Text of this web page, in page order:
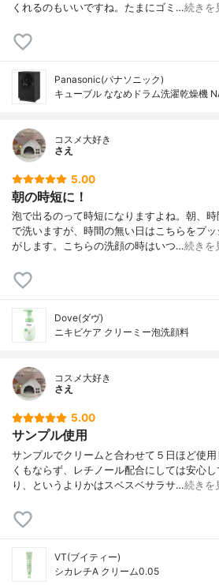
くれるのもいいですね。たまにゴミ…続きを
Panasonic(パナソニック)
キューブル ななめドラム洗濯乾燥機
コスメ大好き
さえ
5.00
朝の時短に！
泡で出るのって時短になりますよね。朝、
で洗いますが、時間の無い日はこちらをプ
がします。こちらの洗顔の時はいつ…続きを
Dove(ダヴ)
ニキビケア クリーミー泡洗顔料
コスメ大好き
さえ
5.00
サンプル使用
サンプルでクリームと合わせて５日ほど使
くもならず、レチノール配合にしては安心
り、というよりかはスベスベサラサ…続きを
VT(ブイティー)
シカレチA クリーム0.05